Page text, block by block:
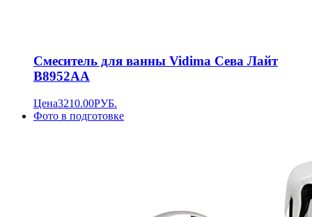
Смеситель для ванны Vidima Сева Лайт
B8952AA
Цена3210.00РУБ.
Фото в подготовке